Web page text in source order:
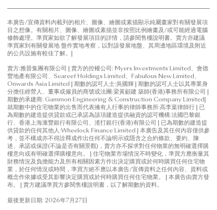
本廣告/宣傳資料內載列的相片、圖像、繪圖或素描顯示純屬畫家對有關發展項
目之想像。有關相片、圖像、繪圖或素描並非按照比例繪畫及/或可能經過電腦
修飾處理。準買家如欲了解發展項目的詳情，請參閱售樓說明書。賣方亦建議
準買家到有關發展地 盤作實地考察，以對該發展地盤、其周邊地區環境及附近
的公共設施有較佳了解。|
賣方:雅晉集團有限公司 | 賣方的控權公司: Myers Investments Limited、會德
豐地產有限公司、Seareef Holdings Limited、Fabulous New Limited、
Onwards Asia Limited | 期數的認可人士:吳國輝 | 期數的認可人士以其專業身
分擔任經營人、董事或僱員的商號或法團:梁黃顧建 築師(香港)事務所有限公司 |
期數的承建商: Gammon Engineering & Construction Company Limited|
就期數中的住宅物業的出售而代表擁有人行事的律師事務所:高李葉律師行 | 已
為期數的建造提供貸款或已承諾為該項建造提供融資的認可機構:法國巴黎銀
行、香港上海滙豐銀行有限公司、渣打銀行(香港)有限公司 | 已為期數的建造提
供貸款的任何其他人:Wheelock Finance Limited | 本廣告及其任何內容僅供參
考，並不構成亦不得詮釋成作出任何不論明示或隱含之合約條款、要約、陳
述、承諾或保證(不論是否有關景觀)，賣方亦不探求對任何物業的無明確選擇購
樓意向或有明確選擇購樓意向。 | 住宅物業市場情況不時變化，準買方應衡量其
財務情況及負擔能力及所有相關因素方作出決定購買或於何時購買任何住宅物
業，於任何情況或時間，準買方絕不應以本廣告/宣傳資料之任何內容、資料或
概念作依據或受其影響決定購買或於何時購買任何住宅物業。 | 本廣告由賣方發
布。 | 賣方建議準買方參閱售樓說明書，以了解期數的資料。
最後更新日期: 2026年7月27日